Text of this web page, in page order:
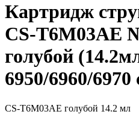
Картридж
CS-T6M03AE
голубой
6950/6960/
CS-T6M03AE голубой 14.2 мл